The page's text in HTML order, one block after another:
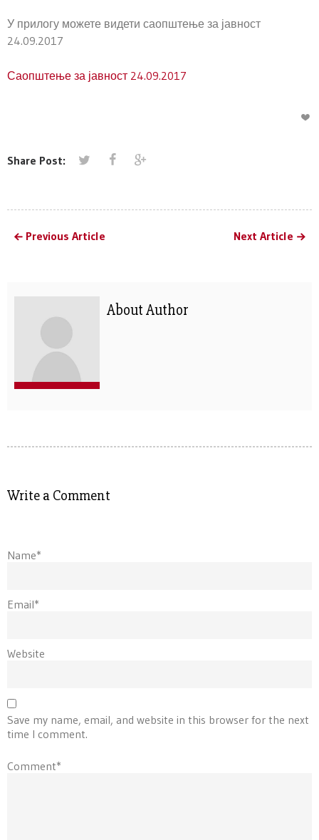
У прилогу можете видети саопштење за јавност
24.09.2017
Саопштење за јавност 24.09.2017
Share Post:
Previous Article Next Article
About Author
Write a Comment
Name*
Email*
Website
Save my name, email, and website in this browser for the next
time I comment.
Comment*